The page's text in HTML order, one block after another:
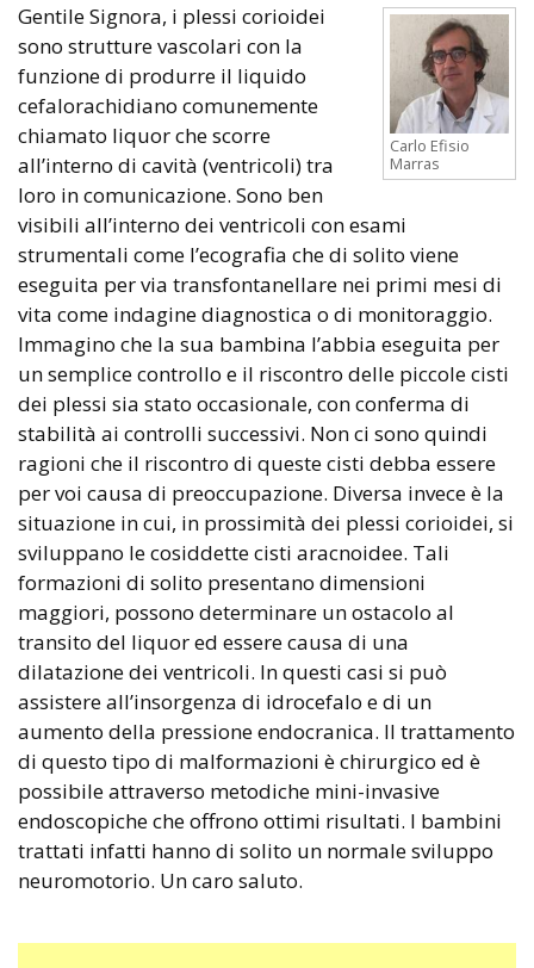
Carlo Efisio
Marras
Gentile Signora, i plessi corioidei
sono strutture vascolari con la
funzione di produrre il liquido
cefalorachidiano comunemente
chiamato liquor che scorre
all’interno di cavità (ventricoli) tra
loro in comunicazione. Sono ben
visibili all’interno dei ventricoli con esami
strumentali come l’ecografia che di solito viene
eseguita per via transfontanellare nei primi mesi di
vita come indagine diagnostica o di monitoraggio.
Immagino che la sua bambina l’abbia eseguita per
un semplice controllo e il riscontro delle piccole cisti
dei plessi sia stato occasionale, con conferma di
stabilità ai controlli successivi. Non ci sono quindi
ragioni che il riscontro di queste cisti debba essere
per voi causa di preoccupazione. Diversa invece è la
situazione in cui, in prossimità dei plessi corioidei, si
sviluppano le cosiddette cisti aracnoidee. Tali
formazioni di solito presentano dimensioni
maggiori, possono determinare un ostacolo al
transito del liquor ed essere causa di una
dilatazione dei ventricoli. In questi casi si può
assistere all’insorgenza di idrocefalo e di un
aumento della pressione endocranica. Il trattamento
di questo tipo di malformazioni è chirurgico ed è
possibile attraverso metodiche mini-invasive
endoscopiche che offrono ottimi risultati. I bambini
trattati infatti hanno di solito un normale sviluppo
neuromotorio. Un caro saluto.